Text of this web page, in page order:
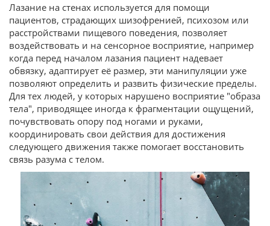
Лазание на стенах используется для помощи
пациентов, страдающих шизофренией, психозом или
расстройствами пищевого поведения, позволяет
воздействовать и на сенсорное восприятие, например
когда перед началом лазания пациент надевает
обвязку, адаптирует её размер, эти манипуляции уже
позволяют определить и развить физические пределы.
Для тех людей, у которых нарушено восприятие "образа
тела", приводящее иногда к фрагментации ощущений,
почувствовать опору под ногами и руками,
координировать свои действия для достижения
следующего движения также помогает восстановить
связь разума с телом.